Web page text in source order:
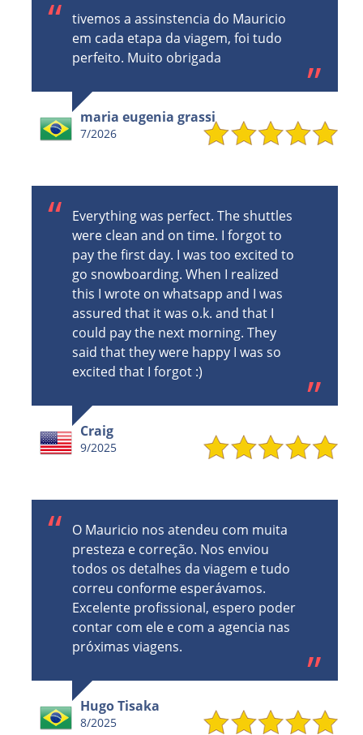
tivemos a assinstencia do Mauricio
em cada etapa da viagem, foi tudo
perfeito. Muito obrigada
maria eugenia grassi
7/2026
Everything was perfect. The shuttles
were clean and on time. I forgot to
pay the first day. I was too excited to
go snowboarding. When I realized
this I wrote on whatsapp and I was
assured that it was o.k. and that I
could pay the next morning. They
said that they were happy I was so
excited that I forgot :)
Craig
9/2025
O Mauricio nos atendeu com muita
presteza e correção. Nos enviou
todos os detalhes da viagem e tudo
correu conforme esperávamos.
Excelente profissional, espero poder
contar com ele e com a agencia nas
próximas viagens.
Hugo Tisaka
8/2025